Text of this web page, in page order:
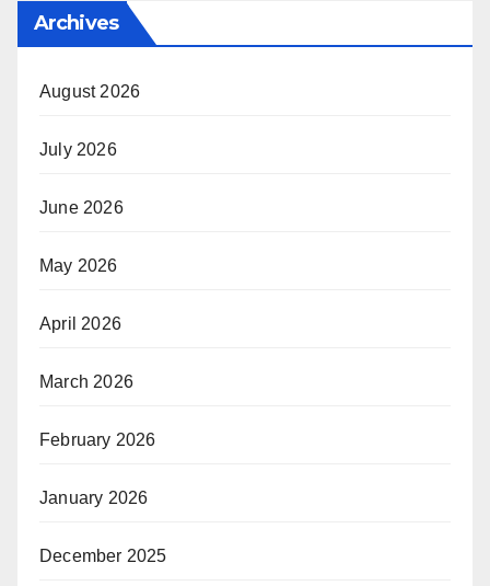
Archives
August 2026
July 2026
June 2026
May 2026
April 2026
March 2026
February 2026
January 2026
December 2025